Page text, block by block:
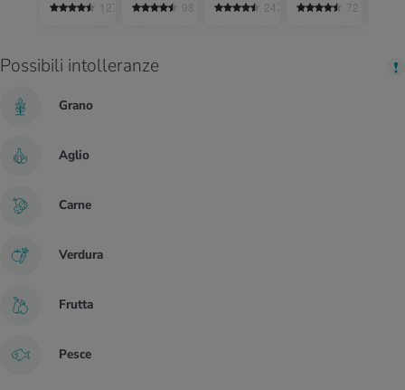
1279
meno
98 2474 72
Possibili intolleranze
Grano
Aglio
Carne
Verdura
Frutta
Pesce